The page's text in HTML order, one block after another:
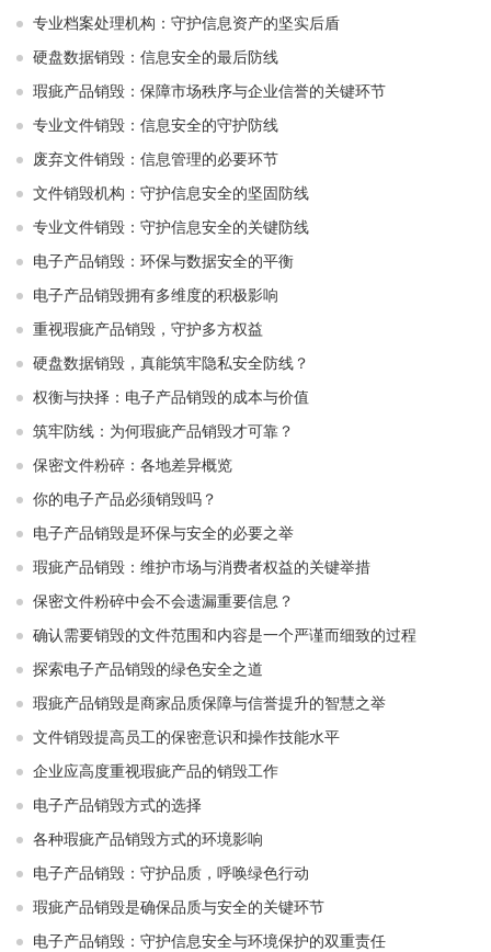
专业档案处理机构：守护信息资产的坚实后盾
硬盘数据销毁：信息安全的最后防线
瑕疵产品销毁：保障市场秩序与企业信誉的关键环节
专业文件销毁：信息安全的守护防线
废弃文件销毁：信息管理的必要环节
文件销毁机构：守护信息安全的坚固防线
专业文件销毁：守护信息安全的关键防线
电子产品销毁：环保与数据安全的平衡
电子产品销毁拥有多维度的积极影响
重视瑕疵产品销毁，守护多方权益
硬盘数据销毁，真能筑牢隐私安全防线？
权衡与抉择：电子产品销毁的成本与价值
筑牢防线：为何瑕疵产品销毁才可靠？
保密文件粉碎：各地差异概览
你的电子产品必须销毁吗？
电子产品销毁是环保与安全的必要之举​ ​
瑕疵产品销毁：维护市场与消费者权益的关键举措​ ​
保密文件粉碎中会不会遗漏重要信息？
确认需要销毁的文件范围和内容是一个严谨而细致的过程
探索电子产品销毁的绿色安全之道
瑕疵产品销毁是商家品质保障与信誉提升的智慧之举
文件销毁提高员工的保密意识和操作技能水平
企业应高度重视瑕疵产品的销毁工作
电子产品销毁方式的选择
各种瑕疵产品销毁方式的环境影响
电子产品销毁：守护品质，呼唤绿色行动
瑕疵产品销毁是确保品质与安全的关键环节
电子产品销毁：守护信息安全与环境保护的双重责任